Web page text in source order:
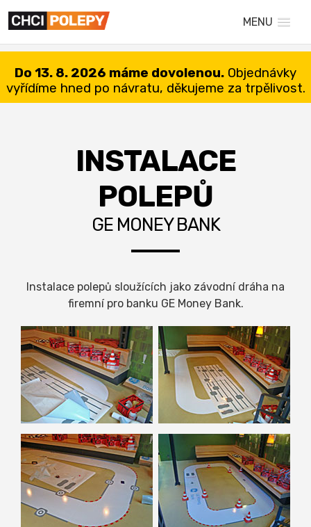
MENU
Do 13. 8. 2026 máme dovolenou. Objednávky
vyřídíme hned po návratu, děkujeme za trpělivost.
INSTALACE
POLEPŮ
GE MONEY BANK
Instalace polepů sloužících jako závodní dráha na
firemní pro banku GE Money Bank.